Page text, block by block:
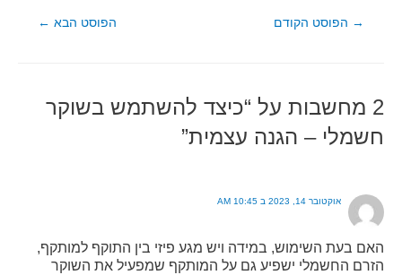
ניווט
→ הפוסט הקודם הפוסט הבא ←
2 מחשבות על “כיצד להשתמש בשוקר
חשמלי – הגנה עצמית”
אוקטובר 14, 2023 ב 10:45 AM
האם בעת השימוש, במידה ויש מגע פיזי בין התוקף למותקף,
הזרם החשמלי ישפיע גם על המותקף שמפעיל את השוקר